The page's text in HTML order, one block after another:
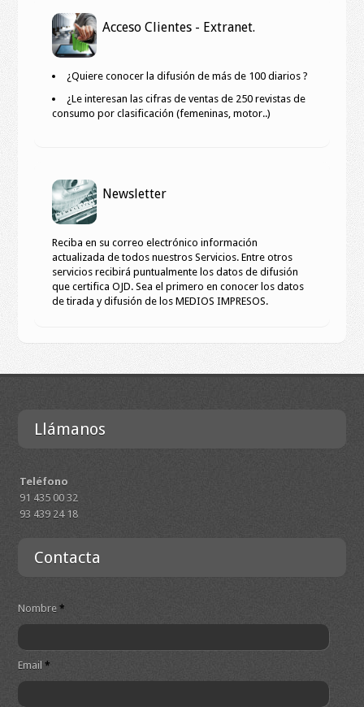
Acceso Clientes - Extranet.
¿Quiere conocer la difusión de más de 100 diarios ?
¿Le interesan las cifras de ventas de 250 revistas de
consumo por clasificación (femeninas, motor..)
Newsletter
Reciba en su correo electrónico información
actualizada de todos nuestros Servicios. Entre otros
servicios recibirá puntualmente los datos de difusión
que certifica OJD. Sea el primero en conocer los datos
de tirada y difusión de los MEDIOS IMPRESOS.
Llámanos
Teléfono
91 435 00 32
93 439 24 18
Contacta
Nombre*
Email*